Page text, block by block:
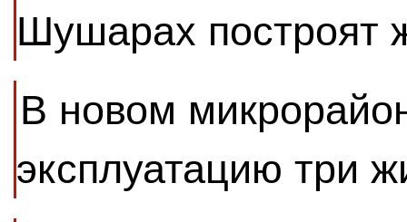
Шушарах построят
В новом
эксплуатацию три